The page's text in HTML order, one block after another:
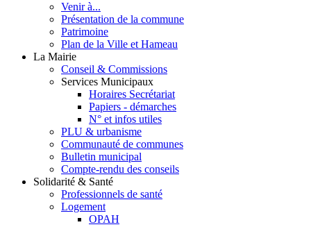
Venir à...
Présentation de la commune
Patrimoine
Plan de la Ville et Hameau
La Mairie
Conseil & Commissions
Services Municipaux
Horaires Secrétariat
Papiers - démarches
N° et infos utiles
PLU & urbanisme
Communauté de communes
Bulletin municipal
Compte-rendu des conseils
Solidarité & Santé
Professionnels de santé
Logement
OPAH